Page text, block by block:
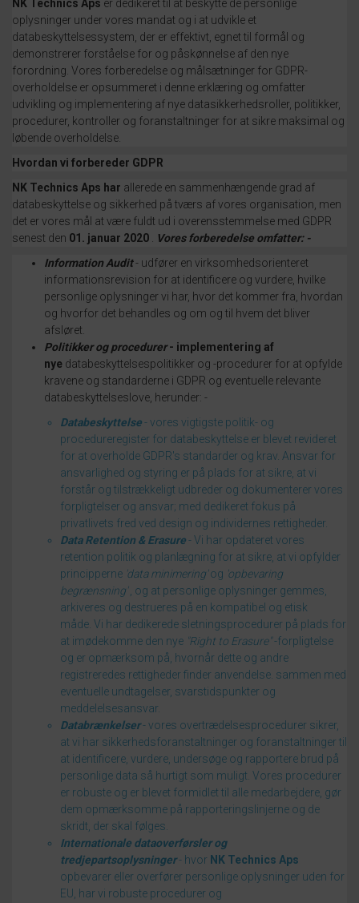
NK Technics Aps er dedikeret til at beskytte de personlige
oplysninger under vores mandat og i at udvikle et
databeskyttelsessystem, der er effektivt, egnet til formål og
demonstrerer forståelse for og påskønnelse af den nye
forordning. Vores forberedelse og målsætninger for GDPR-
overholdelse er opsummeret i denne erklæring og omfatter
udvikling og implementering af nye datasikkerhedsroller, politikker,
procedurer, kontroller og foranstaltninger for at sikre maksimal og
løbende overholdelse.
Hvordan vi forbereder GDPR
NK Technics Aps har allerede en sammenhængende grad af
databeskyttelse og sikkerhed på tværs af vores organisation, men
det er vores mål at være fuldt ud i overensstemmelse med GDPR
senest den 01. januar 2020
Vores forberedelse omfatter: -
Information Audit- udfører en virksomhedsorienteret
informationsrevision for at identificere og vurdere, hvilke
personlige oplysninger vi har, hvor det kommer fra, hvordan
og hvorfor det behandles og om og til hvem det bliver
afsløret.
Politikker og procedurer - implementering af
nye databeskyttelsespolitikker og -procedurer for at opfylde
kravene og standarderne i GDPR og eventuelle relevante
databeskyttelseslove, herunder: -
Databeskyttelse- vores vigtigste politik- og
procedureregister for databeskyttelse er blevet revideret
for at overholde GDPR's standarder og krav. Ansvar for
ansvarlighed og styring er på plads for at sikre, at vi
forstår og tilstrækkeligt udbreder og dokumenterer vores
forpligtelser og ansvar; med dedikeret fokus på
privatlivets fred ved design og individernes rettigheder.
Data Retention & Erasure- Vi har opdateret vores
retention politik og planlægning for at sikre, at vi opfylder
principperne 'data minimering' og 'opbevaring
begrænsning'
, og at personlige oplysninger gemmes,
arkiveres og destrueres på en kompatibel og etisk
måde. Vi har dedikerede sletningsprocedurer på plads for
at imødekomme den nye "Right to Erasure"-forpligtelse
og er opmærksom på, hvornår dette og andre
registreredes rettigheder finder anvendelse. sammen med
eventuelle undtagelser, svarstidspunkter og
meddelelsesansvar.
Databrænkelser- vores overtrædelsesprocedurer sikrer,
at vi har sikkerhedsforanstaltninger og foranstaltninger til
at identificere, vurdere, undersøge og rapportere brud på
personlige data så hurtigt som muligt. Vores procedurer
er robuste og er blevet formidlet til alle medarbejdere, gør
dem opmærksomme på rapporteringslinjerne og de
skridt, der skal følges.
Internationale dataoverførsler og
tredjepartsoplysninger- hvor NK Technics Aps
opbevarer eller overfører personlige oplysninger uden for
EU, har vi robuste procedurer og